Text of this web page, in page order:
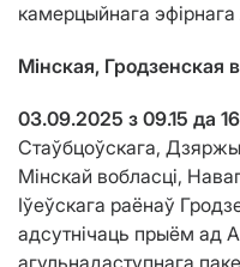
камерцыйнага эфірнага
Мінская, Гродзенская
03.09.2025 з 09.15 да
Стаўбцоўскага,
Мінскай вобласці,
Іўеўскага раёнаў
адсутнічаць прыём ад